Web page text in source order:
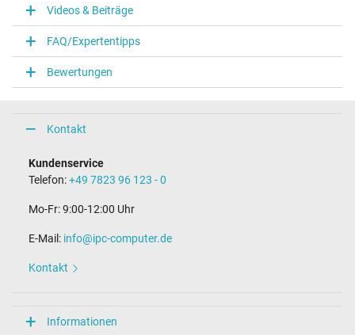
Notebook Stecker
Steckertyp / -form
rund / –
Steckerlänge (mm)
11,0 mm
5,5 mm / 2,5 mm
Länge Anschlusskabel (m) (ca.)
1.75 m
Maße
Länge / Breite / Höhe
Überlast-, kurzschluss- und überhitzungsgeschützt
Videos & Beiträge
FAQ/Expertentipps
Bewertungen
Kontakt
Kundenservice
Telefon:+49 7823 96 123 - 0
Mo-Fr: 9:00-12:00 Uhr
E-Mail: info@ipc-computer.de
Kontakt
Informationen